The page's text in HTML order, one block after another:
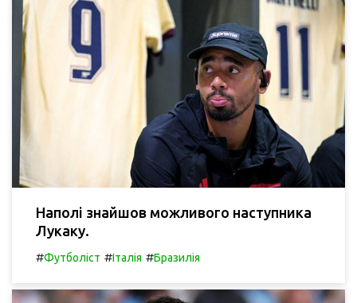
Наполі знайшов можливого наступника
Лукаку.
#Футболіст #Італія #Бразилія